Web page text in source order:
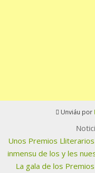
Unviáu por
Unos Premios
inmensu de los y les
La gala de los